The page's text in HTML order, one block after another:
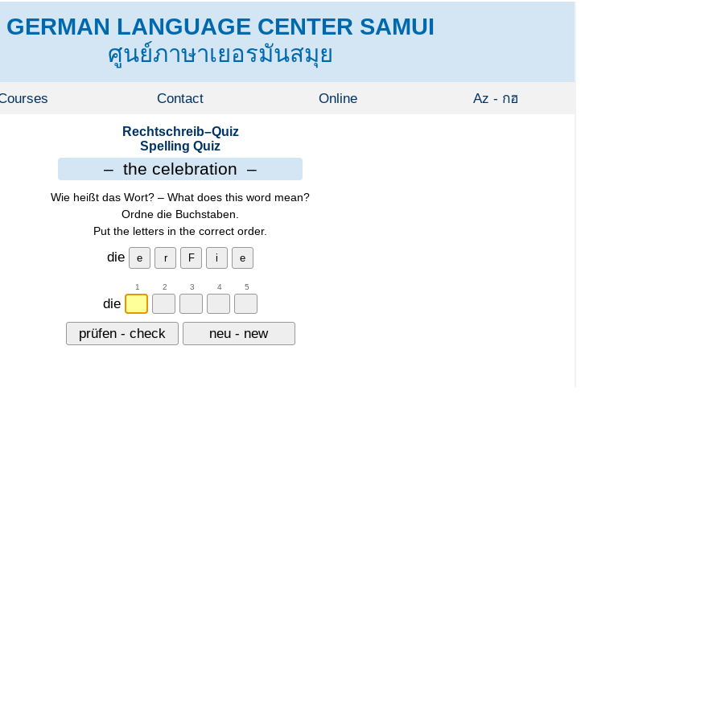
GERMAN LANGUAGE CENTER SAMUI
ศูนย์ภาษาเยอรมันสมุย
Contact Online Az - กฮ
Rechtschreib–Quiz
Spelling Quiz
– the celebration –
Wie heißt das Wort? – What does this word mean?
Ordne die Buchstaben.
Put the letters in the correct order.
die
die